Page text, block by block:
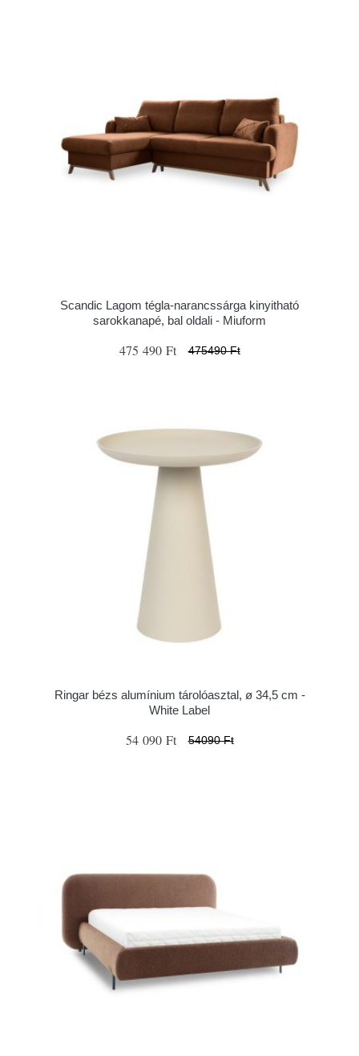
Scandic Lagom tégla-narancssárga kinyitható
sarokkanapé, bal oldali - Miuform
475 490 Ft 475490 Ft
Ringar bézs alumínium tárolóasztal, ø 34,5 cm -
White Label
54 090 Ft 54090 Ft